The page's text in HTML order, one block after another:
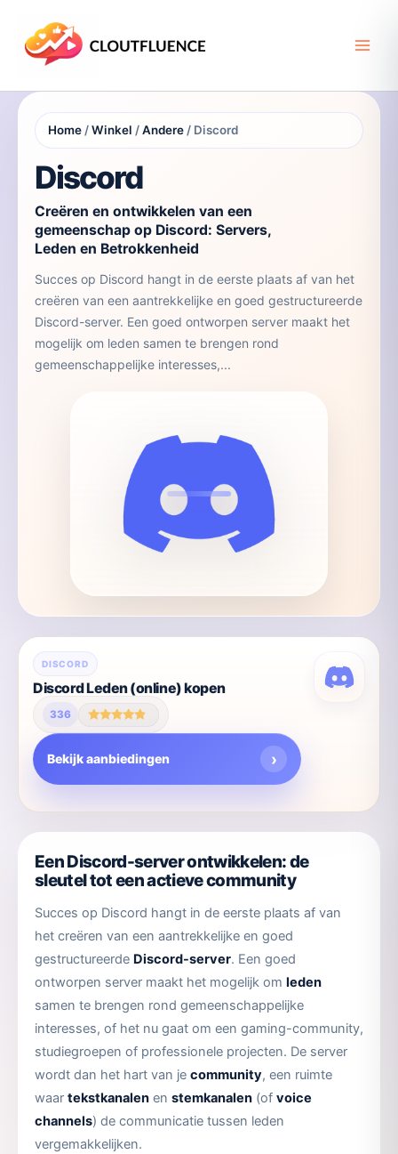
Home /Winkel /Andere / Discord
Discord
Creëren en ontwikkelen van een
gemeenschap op Discord: Servers,
Leden en Betrokkenheid
Succes op Discord hangt in de eerste plaats af van het
creëren van een aantrekkelijke en goed gestructureerde
Discord-server. Een goed ontworpen server maakt het
mogelijk om leden samen te brengen rond
gemeenschappelijke interesses,...
DISCORD
Discord Leden (online) kopen
Gewaardeerd
uit 5
336
Bekijk aanbiedingen
Dit
product
variaties.
Deze
optie
kan
gekozen
worden
op
productpagina
Een Discord-server ontwikkelen: de
sleutel tot een actieve community
Succes op Discord hangt in de eerste plaats af van
het creëren van een aantrekkelijke en goed
gestructureerde Discord-server. Een goed
ontworpen server maakt het mogelijk om leden
samen te brengen rond gemeenschappelijke
interesses, of het nu gaat om een gaming-community,
studiegroepen of professionele projecten. De server
wordt dan het hart van je community, een ruimte
waar tekstkanalen en stemkanalen (of voice
channels) de communicatie tussen leden
vergemakkelijken.